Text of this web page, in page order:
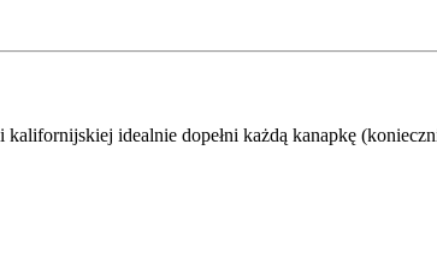
idealnie dopełni każdą kanapkę